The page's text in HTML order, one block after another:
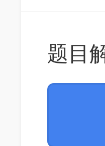
题目